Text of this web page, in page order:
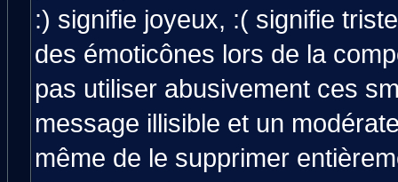
:) signifie joyeux, :( signifie
des émoticônes lors de la
pas utiliser abusivement ces
message illisible et un
même de le supprimer